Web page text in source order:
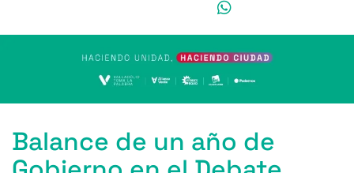
Balance de un año de